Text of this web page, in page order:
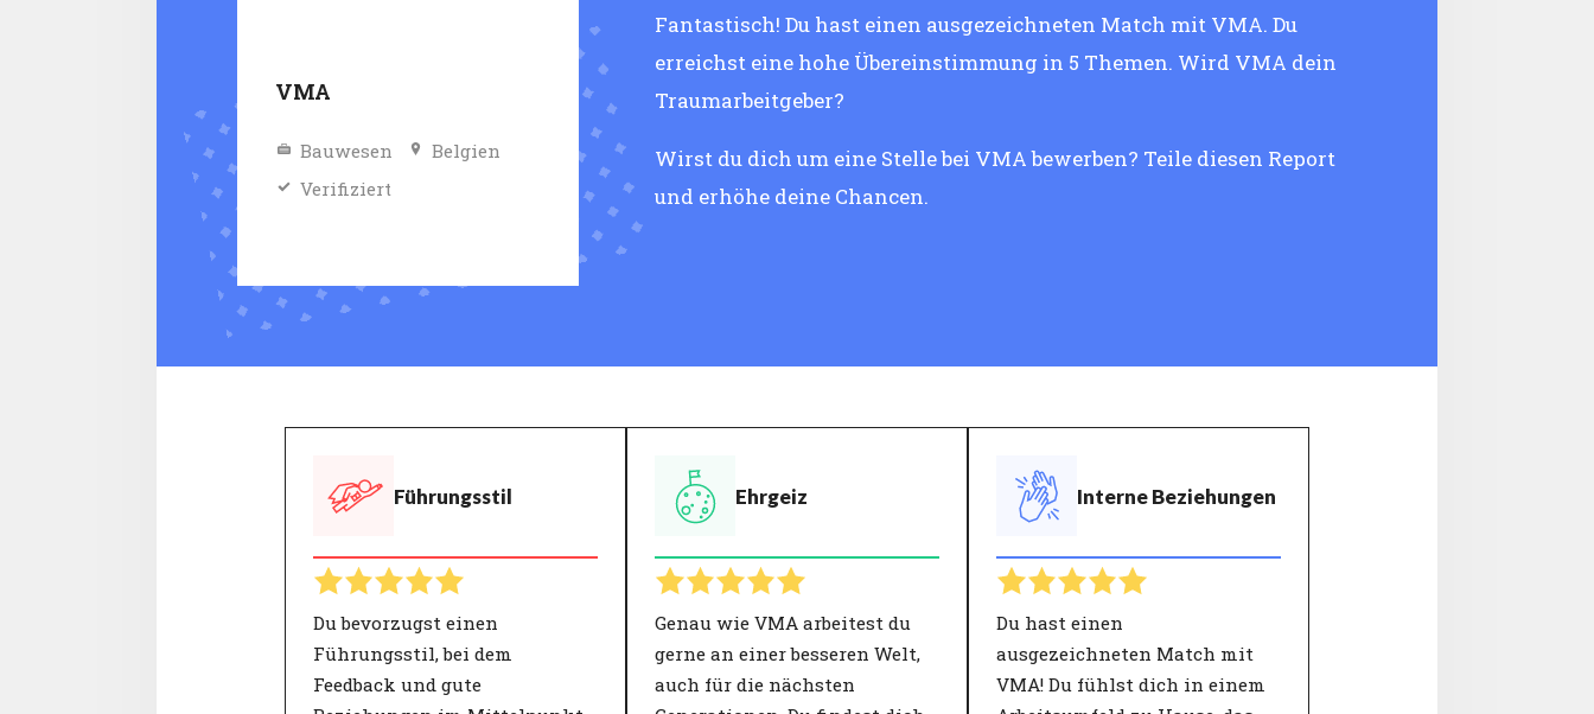
VMA
Bauwesen
Belgien
Verifiziert
Fantastisch! Du hast einen ausgezeichneten Match mit VMA. Du
erreichst eine hohe Übereinstimmung in 5 Themen. Wird VMA dein
Traumarbeitgeber?
Wirst du dich um eine Stelle bei VMA bewerben? Teile diesen Report
und erhöhe deine Chancen.
Führungsstil
Du bevorzugst einen
Führungsstil, bei dem
Feedback und gute
Ehrgeiz
Genau wie VMA arbeitest du
gerne an einer besseren Welt,
auch für die nächsten
Interne Beziehungen
Du hast einen
ausgezeichneten Match mit
VMA! Du fühlst dich in einem